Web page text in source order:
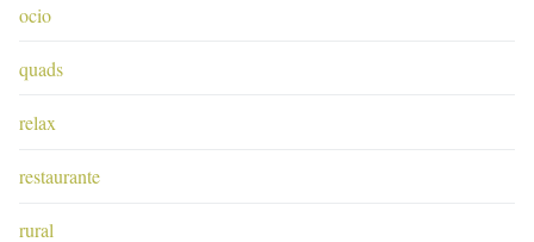
ocio
quads
relax
restaurante
rural